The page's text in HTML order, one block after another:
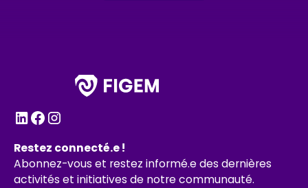
Restez connecté.e !
Abonnez-vous et restez informé.e des dernières
activités et initiatives de notre communauté.